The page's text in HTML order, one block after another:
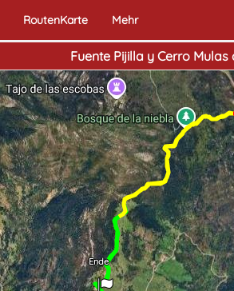
RoutenKarte Mehr
Fuente Pijilla y Cerro Mulas
Ende